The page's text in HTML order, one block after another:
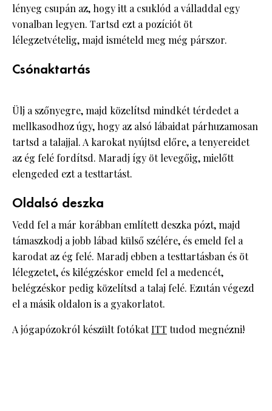
lényeg csupán az, hogy itt a csuklód a válladdal egy
vonalban legyen. Tartsd ezt a pozíciót öt
lélegzetvételig, majd ismételd meg még párszor.
Csónaktartás
Ülj a szőnyegre, majd közelítsd mindkét térdedet a
mellkasodhoz úgy, hogy az alsó lábaidat párhuzamosan
tartsd a talajjal. A karokat nyújtsd előre, a tenyereidet
az ég felé fordítsd. Maradj így öt levegőig, mielőtt
elengeded ezt a testtartást.
Oldalsó deszka
Vedd fel a már korábban említett deszka pózt, majd
támaszkodj a jobb lábad külső szélére, és emeld fel a
karodat az ég felé. Maradj ebben a testtartásban és öt
lélegzetet, és kilégzéskor emeld fel a medencét,
belégzéskor pedig közelítsd a talaj felé. Ezután végezd
el a másik oldalon is a gyakorlatot.
A jógapózokról készült fotókatITT tudod megnézni!